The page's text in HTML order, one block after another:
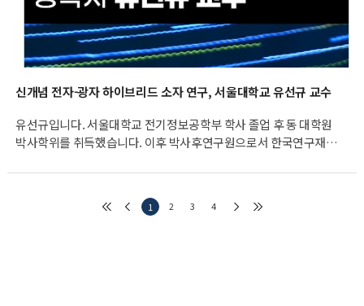
신개념 전자-광자 하이브리드 소자 연구, 서울대학교 유선규 교수
유선규입니다. 서울대학교 전기정보공학부 학사 졸업 후 동 대학원
박사학위를 취득했습니다. 이후 박사후연구원으로서 한국연구재단
조교수로 재직 중입니다.
1 2 3 4